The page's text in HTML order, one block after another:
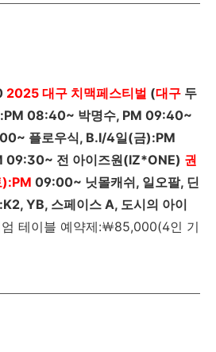
2025 대구 치맥페스티벌 (대구 두
:PM 08:40~ 박명수, PM 09:40~
플로우식, B.I/4일(금):PM
09:30~ 전 아이즈원(IZ*ONE) 권
):PM 09:00~ 닛몰캐쉬, 일오팔, 딘
YB, 스페이스 A, 도시의 아이
테이블 예약제:￦85,000(4인 기